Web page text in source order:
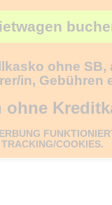
ohne SB,
in, Gebühren
ohne
TRACKING/COOKIES.